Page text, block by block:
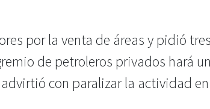
por la venta de áreas y pidió
de petroleros privados hará
con paralizar la actividad